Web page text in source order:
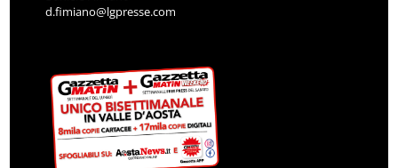
d.fimiano@lgpresse.com